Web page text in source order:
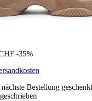
-35%
Bestellung geschenkt